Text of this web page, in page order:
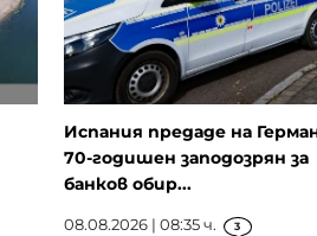
Испания предаде на
70-годишен заподозрян за
банков обир...
08.08.2026 | 08:35 ч. 3